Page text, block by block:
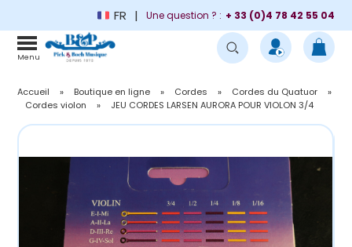
FR Une question ? : + 33 (0)4 78 42 55 04
Menu
Accueil » Boutique en ligne » Cordes » Cordes du Quatuor
»
Cordes violon
» JEU CORDES LARSEN AURORA POUR VIOLON 3/4